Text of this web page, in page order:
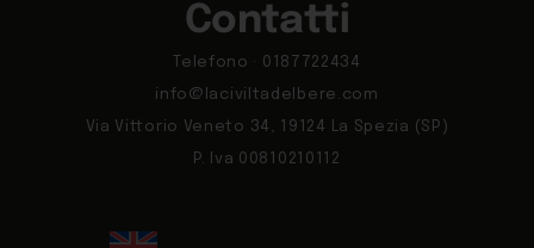
Contatti
Telefono · 0187722434
info@laciviltadelbere.com
Via Vittorio Veneto 34, 19124 La Spezia (SP)
P. Iva 00810210112